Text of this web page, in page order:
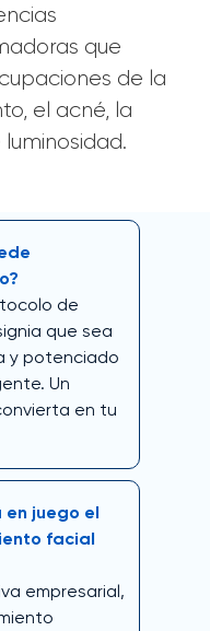
que
de la
el acné, la
juego el
facial
empresarial,
de
que sea
y potenciado
Un
en tu